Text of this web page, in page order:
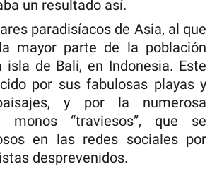
un resultado así.
paradisíacos de Asia, al que
mayor parte de la población
isla de Bali, en Indonesia. Este
por sus fabulosas playas y
y por la numerosa
monos “traviesos”, que se
en las redes sociales por
desprevenidos.